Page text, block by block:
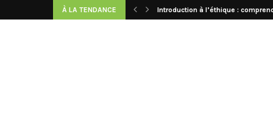
À LA TENDANCE Introduction à l’éthique :